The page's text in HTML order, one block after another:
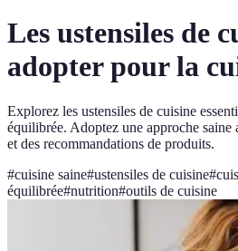
Les ustensiles de
adopter pour la
Explorez les ustensiles de cuisine
équilibrée. Adoptez une approche saine
et des recommandations de produits.
#cuisine saine#ustensiles de cuisine#
équilibrée#nutrition#outils de cuisine